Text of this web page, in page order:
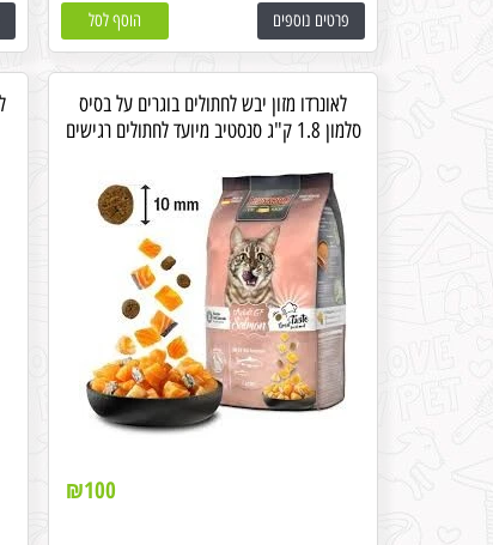
פרטים נוספים הוסף לסל
לאונרדו מזון יבש לחתולים בוגרים על בסיס
סלמון 1.8 ק"ג סנסטיב מיועד לחתולים רגישים
₪100